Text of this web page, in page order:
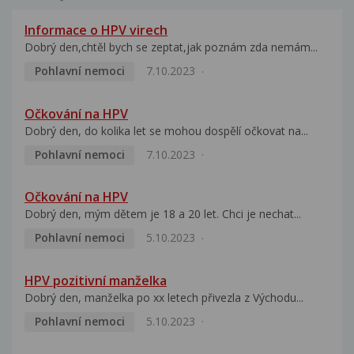
Informace o HPV virech
Dobrý den,chtěl bych se zeptat,jak poznám zda nemám...
Pohlavní nemoci
7.10.2023
Očkování na HPV
Dobrý den, do kolika let se mohou dospělí očkovat na...
Pohlavní nemoci
7.10.2023
Očkování na HPV
Dobrý den, mým dětem je 18 a 20 let. Chci je nechat...
Pohlavní nemoci
5.10.2023
HPV pozitivní manželka
Dobrý den, manželka po xx letech přivezla z Východu...
Pohlavní nemoci
5.10.2023